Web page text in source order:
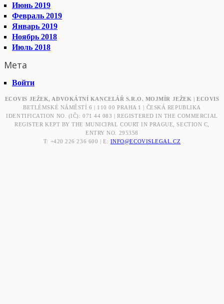
Июнь 2019
Февраль 2019
Январь 2019
Ноябрь 2018
Июль 2018
Мета
Войти
ECOVIS JEŽEK, ADVOKÁTNÍ KANCELÁŘ S.R.O. MOJMÍR JEŽEK | ECOVIS
BETLÉMSKÉ NÁMĚSTÍ 6 | 110 00 PRAHA 1 | ČESKÁ REPUBLIKA
IDENTIFICATION NO. (IČ): 071 44 083 | REGISTERED IN THE COMMERCIAL
REGISTER KEPT BY THE MUNICIPAL COURT IN PRAGUE, SECTION C,
ENTRY NO. 295358
T: +420 226 236 600 | E: INFO@ECOVISLEGAL.CZ